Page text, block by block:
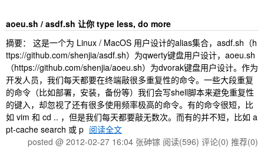
aoeu.sh / asdf.sh 让你 type less, do more
摘要： 这是一个为 Linux / MacOS 用户设计的alias集合，asdf.sh（h
ttps://github.com/shenjia/asdf.sh）为qwerty键盘用户设计，aoeu.sh
（https://github.com/shenjia/aoeu.sh）为dvorak键盘用户设计。作为
开发人员，我们每天都要在终端敲很多重复性的命令。一些大段重复
的命令（比如部署，安装，备份等）我们会写shell脚本来避免重复性
的键入，却忽视了还有很多使用频率极高的命令。有的命令很短，比
如 vim 和 cd .. ，但是我们每天都要敲无数次。而有的并不短，比如 a
pt-cache search 或 p 阅读全文
posted @ 2012-02-27 16:04 张砷镓 阅读(596) 评论(0) 推荐(0)